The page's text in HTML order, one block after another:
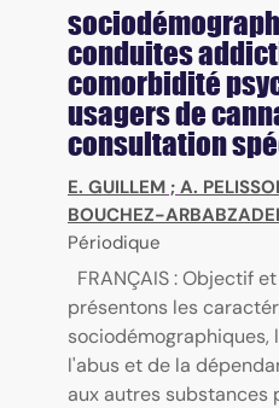
conduites
comorbidité
usagers de
consultation
E. GUILLEM ; A.
BOUCHEZ-
Périodique
FRANÇAIS : Objectif
présentons les
sociodémographiques,
l'abus et de la
aux autres substances